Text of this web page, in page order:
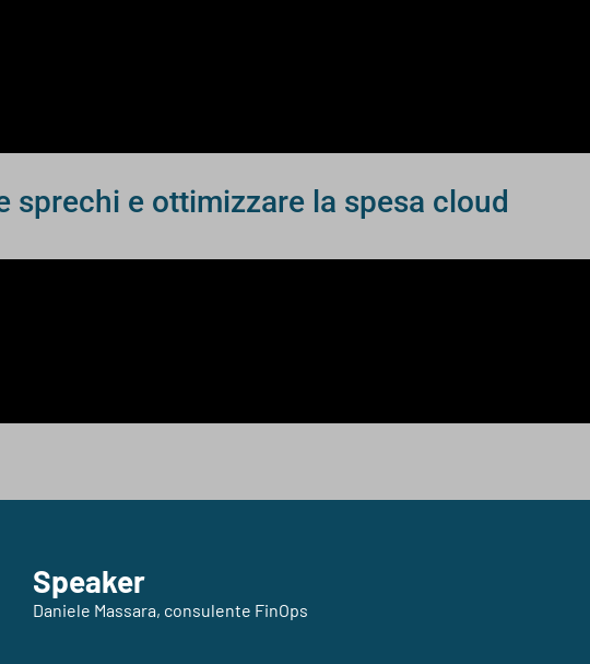
sprechi e ottimizzare la spesa cloud
Speaker
Daniele Massara, consulente FinOps